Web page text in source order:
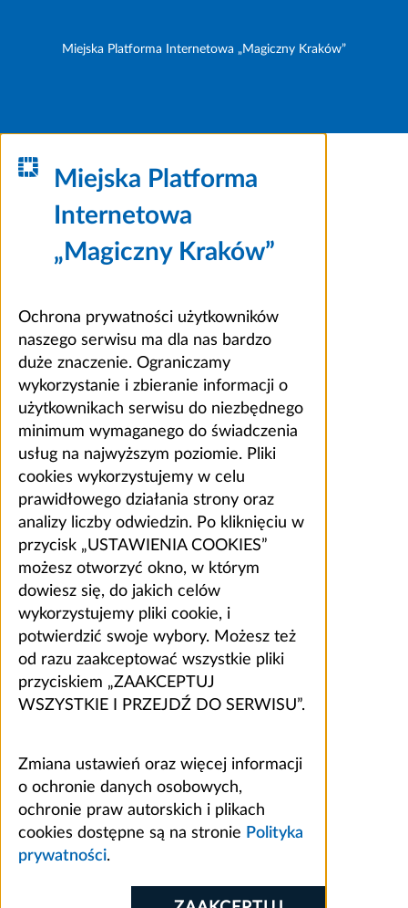
Miejska Platforma Internetowa „Magiczny Kraków”
Miejska Platforma
Internetowa
„Magiczny Kraków”
Ochrona prywatności użytkowników
naszego serwisu ma dla nas bardzo
duże znaczenie. Ograniczamy
wykorzystanie i zbieranie informacji o
użytkownikach serwisu do niezbędnego
minimum wymaganego do świadczenia
usług na najwyższym poziomie. Pliki
cookies wykorzystujemy w celu
prawidłowego działania strony oraz
analizy liczby odwiedzin. Po kliknięciu w
przycisk „USTAWIENIA COOKIES”
możesz otworzyć okno, w którym
dowiesz się, do jakich celów
wykorzystujemy pliki cookie, i
potwierdzić swoje wybory. Możesz też
od razu zaakceptować wszystkie pliki
przyciskiem „ZAAKCEPTUJ
WSZYSTKIE I PRZEJDŹ DO SERWISU”.
Zmiana ustawień oraz więcej informacji
o ochronie danych osobowych,
ochronie praw autorskich i plikach
cookies dostępne są na stronie Polityka
prywatności.